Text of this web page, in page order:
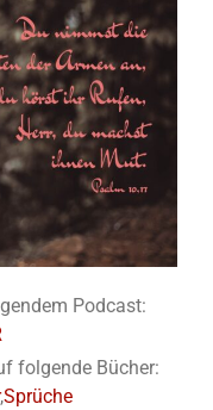
Podcast:
folgende Bücher:
,Sprüche